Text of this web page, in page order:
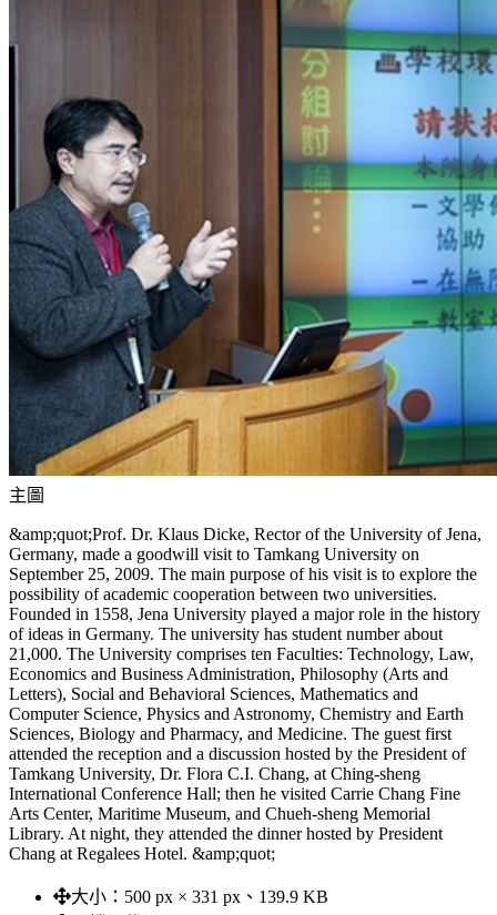
主圖
&amp;quot;Prof. Dr. Klaus Dicke, Rector of the University of Jena,
Germany, made a goodwill visit to Tamkang University on
September 25, 2009. The main purpose of his visit is to explore the
possibility of academic cooperation between two universities.
Founded in 1558, Jena University played a major role in the history
of ideas in Germany. The university has student number about
21,000. The University comprises ten Faculties: Technology, Law,
Economics and Business Administration, Philosophy (Arts and
Letters), Social and Behavioral Sciences, Mathematics and
Computer Science, Physics and Astronomy, Chemistry and Earth
Sciences, Biology and Pharmacy, and Medicine. The guest first
attended the reception and a discussion hosted by the President of
Tamkang University, Dr. Flora C.I. Chang, at Ching-sheng
International Conference Hall; then he visited Carrie Chang Fine
Arts Center, Maritime Museum, and Chueh-sheng Memorial
Library. At night, they attended the dinner hosted by President
Chang at Regalees Hotel. &amp;quot;
大小： 500 px × 331 px、139.9 KB